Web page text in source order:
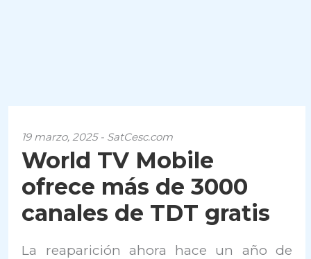
19 marzo, 2025 - SatCesc.com
World TV Mobile
ofrece más de 3000
canales de TDT gratis
La reaparición ahora hace un año de